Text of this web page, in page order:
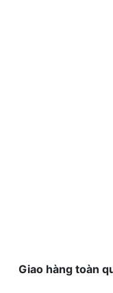
Giao hàng toàn